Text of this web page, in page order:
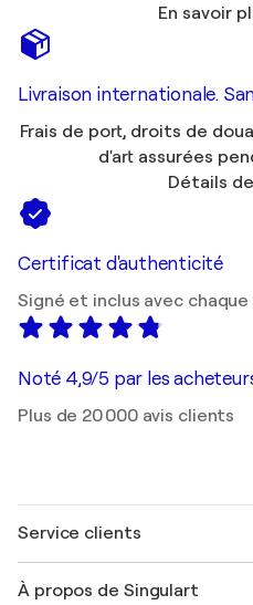
En savoir
Livraison internationale.
Frais de port, droits de
d'art assurées
Détails
Certificat d'authenticité
Signé et inclus avec
Noté 4,9/5 par les
Plus de 20 000 avis clients
Service clients
Expédition
À propos de Singulart